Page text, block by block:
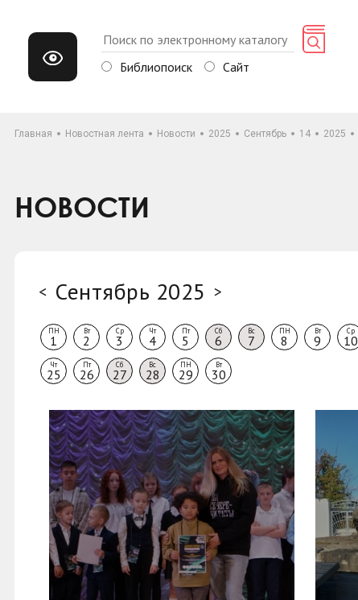
Библиопоиск Сайт
Главная Новостная лента Новости 2025 Сентябрь 14 2025
НОВОСТИ
< Сентябрь 2025 >
ПН
1
Вт
2
Ср
3
Чт
4
Пт
5
Сб
6
Вс
7
ПН
8
Вт
9
Ср
10
Чт
25
Пт
26
Сб
27
Вс
28
ПН
29
Вт
30